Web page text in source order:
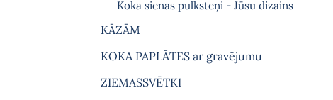
Koka sienas pulksteņi - Jūsu dizains
KĀZĀM
KOKA PAPLĀTES ar gravējumu
ZIEMASSVĒTKI